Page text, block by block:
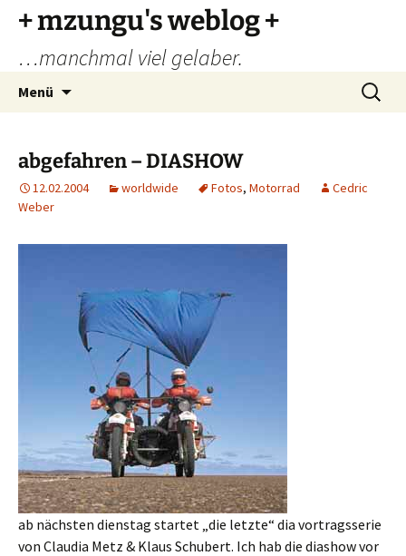
Zum
Inhalt
springen
+ mzungu's weblog +
…manchmal viel gelaber.
Menü
Suchen
nach:
abgefahren – DIASHOW
12.02.2004 worldwide Fotos, Motorrad
Cedric
Weber
ab nächsten dienstag startet „die letzte“ dia vortragsserie
von Claudia Metz & Klaus Schubert. Ich hab die diashow vor